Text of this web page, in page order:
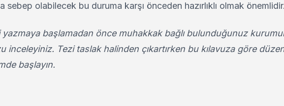
sebep olabilecek bu duruma karşı önceden hazırlıklı olmak önemlidir.
yazmaya başlamadan önce muhakkak bağlı bulunduğunuz
inceleyiniz. Tezi taslak halinden çıkartırken bu kılavuza göre
başlayın.